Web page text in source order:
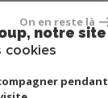
On en reste là
notre site
cookies
pendant